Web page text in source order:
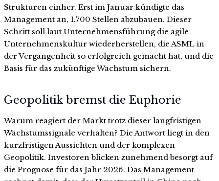
Strukturen einher. Erst im Januar kündigte das
Management an, 1.700 Stellen abzubauen. Dieser
Schritt soll laut Unternehmensführung die agile
Unternehmenskultur wiederherstellen, die ASML in
der Vergangenheit so erfolgreich gemacht hat, und die
Basis für das zukünftige Wachstum sichern.
Geopolitik bremst die Euphorie
Warum reagiert der Markt trotz dieser langfristigen
Wachstumssignale verhalten? Die Antwort liegt in den
kurzfristigen Aussichten und der komplexen
Geopolitik. Investoren blicken zunehmend besorgt auf
die Prognose für das Jahr 2026. Das Management